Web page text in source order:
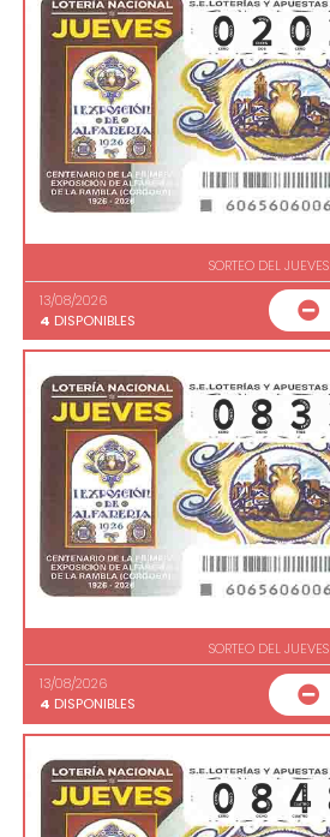
SORTEO DEL JUEVES
13/08/2026
4 DISPONIBLES
SORTEO DEL JUEVES
13/08/2026
4 DISPONIBLES